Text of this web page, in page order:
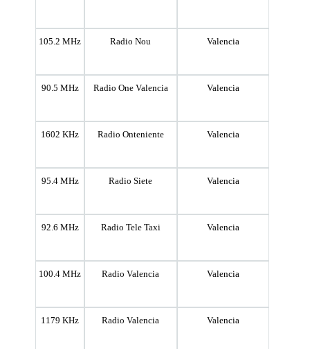
105.2 MHz Radio Nou Valencia
90.5 MHz Radio One Valencia Valencia
1602 KHz Radio Onteniente Valencia
95.4 MHz Radio Siete Valencia
92.6 MHz Radio Tele Taxi Valencia
100.4 MHz Radio Valencia Valencia
1179 KHz Radio Valencia Valencia